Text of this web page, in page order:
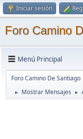
Iniciar sesión
Foro Camino
Menú Principal
Foro Camino De Santiago
► Mostrar Mensajes ►